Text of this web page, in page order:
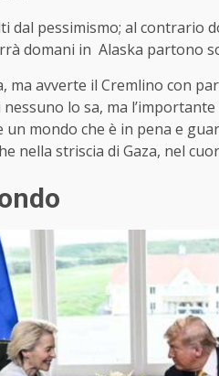
dal pessimismo; al contrario
domani in Alaska partono
avverte il Cremlino con
lo sa, ma
mondo che è in pena e
nella striscia di Gaza, nel